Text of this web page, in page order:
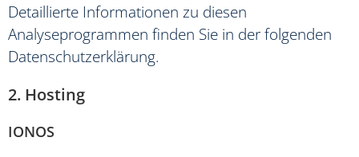
Detaillierte Informationen zu diesen
Analyseprogrammen finden Sie in der folgenden
Datenschutzerklärung.
2. Hosting
IONOS